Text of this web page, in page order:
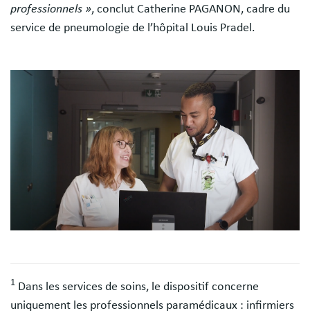
professionnels », conclut Catherine PAGANON, cadre du
service de pneumologie de l’hôpital Louis Pradel.
Image
1 Dans les services de soins, le dispositif concerne
uniquement les professionnels paramédicaux : infirmiers